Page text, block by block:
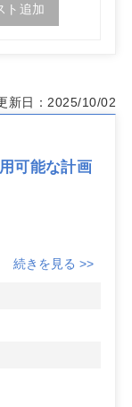
ト追加
新日：2025/10/02
可能な計画
続きを見る >>